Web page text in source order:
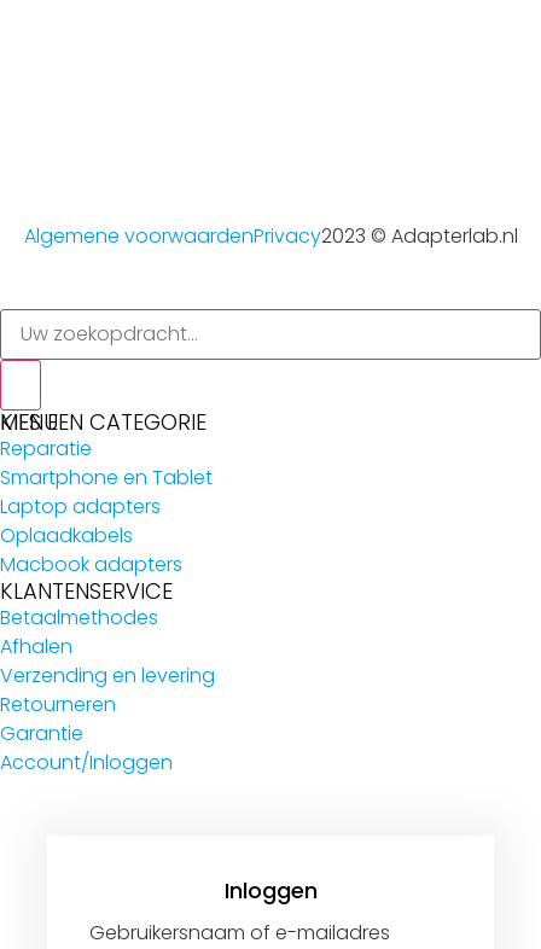
Algemene voorwaardenPrivacy2023 © Adapterlab.nl
MENU
KIES EEN CATEGORIE
Reparatie
Smartphone en Tablet
Laptop adapters
Oplaadkabels
Macbook adapters
KLANTENSERVICE
Betaalmethodes
Afhalen
Verzending en levering
Retourneren
Garantie
Account/Inloggen
Gebruikersnaam of e-mailadres